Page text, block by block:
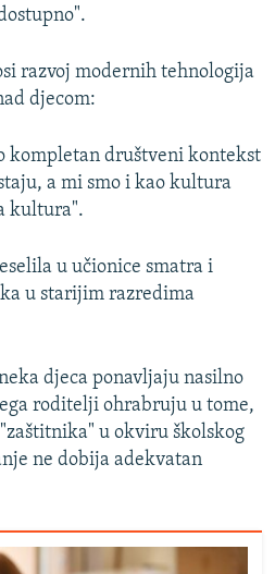
razvoj modernih tehnologija
djecom:
kompletan društveni kontekst
a mi smo i kao kultura
kultura".
u učionice smatra i
u starijim razredima
djeca ponavljaju nasilno
roditelji ohrabruju u tome,
u okviru školskog
ne dobija adekvatan